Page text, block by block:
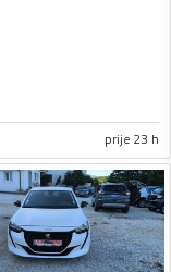
prije 23 h